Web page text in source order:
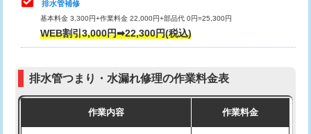
モルタル補修（厚さ10㎝超え）
追加人工 16,500円
現場見積
交換・取付(排水栓・排水トラップ
交換・取付（その他部品） 11,000円+材料費
持込商品取付（単水栓） 13,200円
持込商品取付（混合水栓） 16,500円
排水管補修
基本料金 3,300円+作業料金 22,000円+部品代 0円=25,300円
WEB割引3,000円➡22,300円(税込)
排水管つまり・水漏れ修理の作業料金表
作業内容 作業料金